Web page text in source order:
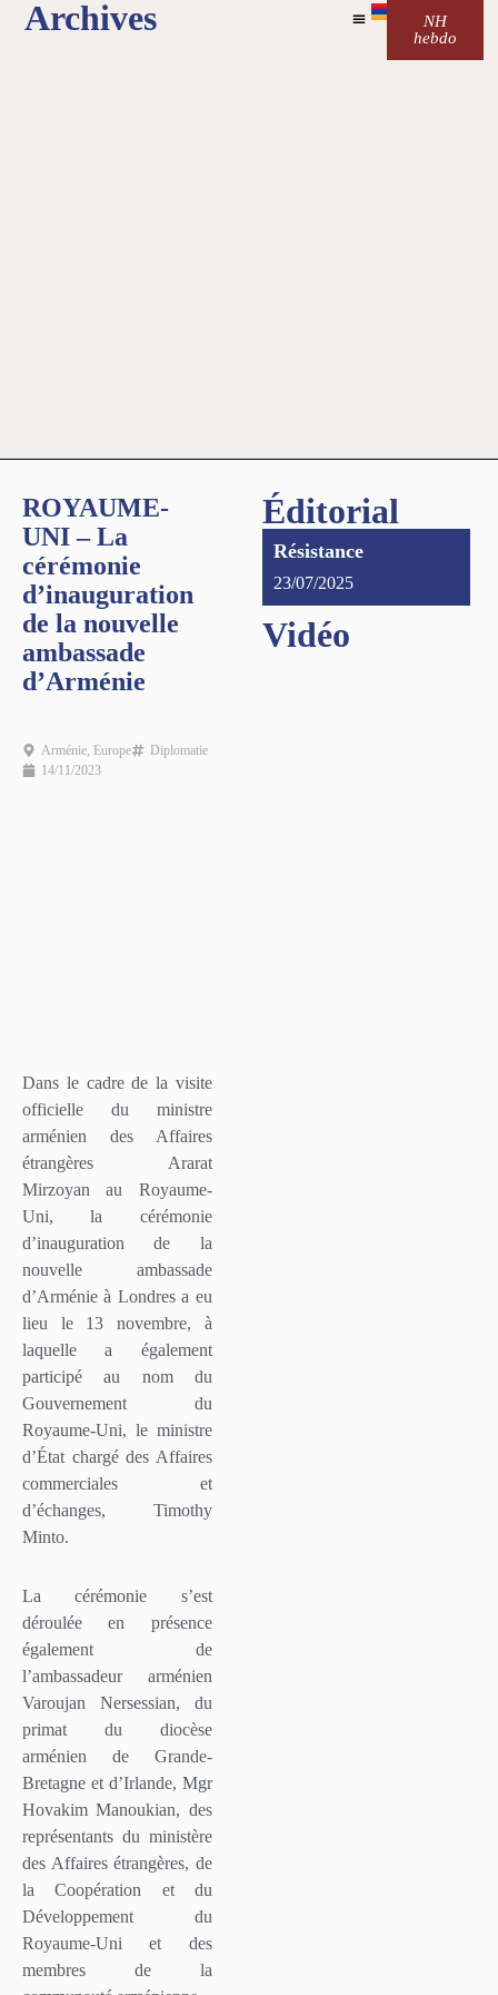
Archives
NH
hebdo
ROYAUME-
UNI – La
cérémonie
d’inauguration
de la nouvelle
ambassade
d’Arménie
Arménie Europe
Diplomatie
14/11/2023
Dans le cadre de la visite
officielle du ministre
arménien des Affaires
étrangères Ararat
Mirzoyan au Royaume-
Uni, la cérémonie
d’inauguration de la
nouvelle ambassade
d’Arménie à Londres a eu
lieu le 13 novembre, à
laquelle a également
participé au nom du
Gouvernement du
Royaume-Uni, le ministre
d’État chargé des Affaires
commerciales et
d’échanges, Timothy
Minto.
La cérémonie s’est
déroulée en présence
également de
l’ambassadeur arménien
Varoujan Nersessian, du
primat du diocèse
arménien de Grande-
Bretagne et d’Irlande, Mgr
Hovakim Manoukian, des
représentants du ministère
des Affaires étrangères, de
la Coopération et du
Développement du
Royaume-Uni et des
membres de la
Éditorial
Résistance
23/07/2025
Vidéo